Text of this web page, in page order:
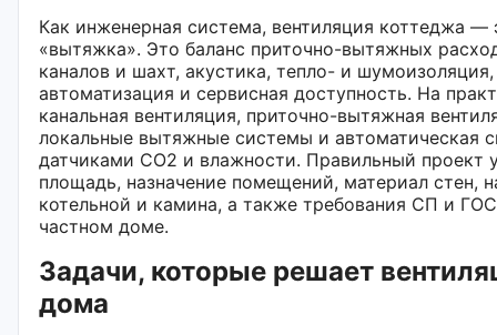
Как инженерная система, вентиляция коттеджа —
«вытяжка». Это баланс приточно-вытяжных
каналов и шахт, акустика, тепло- и
автоматизация и сервисная доступность. На
канальная вентиляция, приточно-вытяжная
локальные вытяжные системы и автоматическая
датчиками CO2 и влажности. Правильный проект
площадь, назначение помещений, материал стен,
котельной и камина, а также требования СП и
частном доме.
Задачи, которые решает
дома